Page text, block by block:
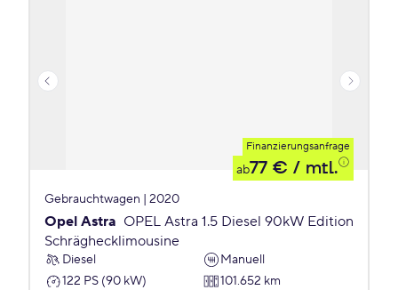
Finanzierungsanfrage
ab77 € / mtl.
Gebrauchtwagen | 2020
Opel Astra OPEL Astra 1.5 Diesel 90kW Edition
Schräghecklimousine
Diesel
Manuell
122 PS (90 kW)
101.652 km